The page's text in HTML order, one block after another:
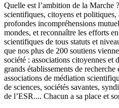
Quelle est l’ambition de la Marche
scientifiques, citoyens et politiques,
profondes incompréhensions
mondes, et reconnaître les efforts
scientifiques de tous statuts et
que nos plus de 200 soutiens
société : associations citoyennes et
grands établissements de recherche
associations de médiation
de sciences, sociétés savantes,
de l’ESR.... Chacun a sa place et